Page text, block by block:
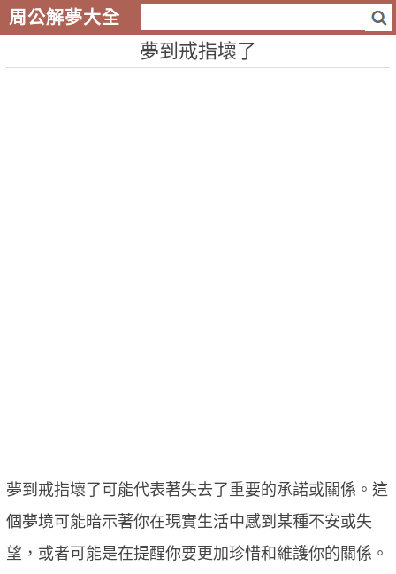
周公解夢大全
夢到戒指壞了
夢到戒指壞了可能代表著失去了重要的承諾或關係。這
個夢境可能暗示著你在現實生活中感到某種不安或失
望，或者可能是在提醒你要更加珍惜和維護你的關係。